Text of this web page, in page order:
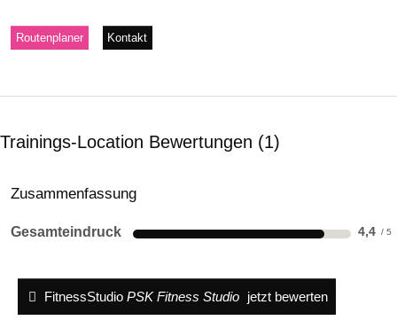
Routenplaner Kontakt
Trainings-Location Bewertungen 1
Zusammenfassung
Gesamteindruck 4,4
FitnessStudio PSK Fitness Studio jetzt bewerten